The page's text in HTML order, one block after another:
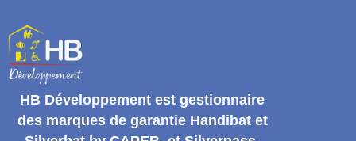
HB Développement est gestionnaire
des marques de garantie Handibat et